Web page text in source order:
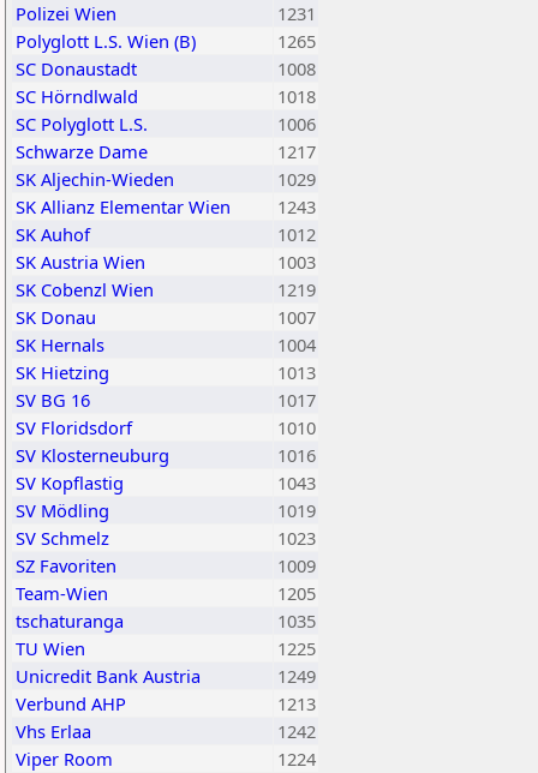
Polizei Wien
1231
Polyglott L.S. Wien (B)
1265
SC Donaustadt
1008
SC Hörndlwald
1018
SC Polyglott L.S.
1006
Schwarze Dame
1217
SK Aljechin-Wieden
1029
SK Allianz Elementar Wien
1243
SK Auhof
1012
SK Austria Wien
1003
SK Cobenzl Wien
1219
SK Donau
1007
SK Hernals
1004
SK Hietzing
1013
SV BG 16
1017
SV Floridsdorf
1010
SV Klosterneuburg
1016
SV Kopflastig
1043
SV Mödling
1019
SV Schmelz
1023
SZ Favoriten
1009
Team-Wien
1205
tschaturanga
1035
TU Wien
1225
Unicredit Bank Austria
1249
Verbund AHP
1213
Vhs Erlaa
1242
Viper Room
1224